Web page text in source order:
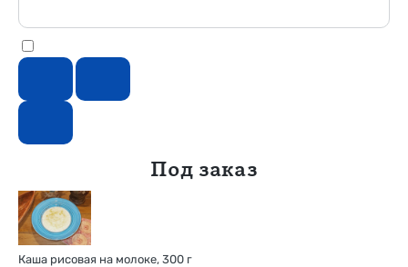
Под заказ
Каша рисовая на молоке, 300 г